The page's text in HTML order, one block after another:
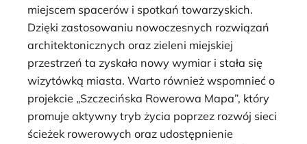
miejscem spacerów i spotkań towarzyskich.
Dzięki zastosowaniu nowoczesnych rozwiązań
architektonicznych oraz zieleni miejskiej
przestrzeń ta zyskała nowy wymiar i stała się
wizytówką miasta. Warto również wspomnieć o
projekcie „Szczecińska Rowerowa Mapa”, który
promuje aktywny tryb życia poprzez rozwój sieci
ścieżek rowerowych oraz udostępnienie